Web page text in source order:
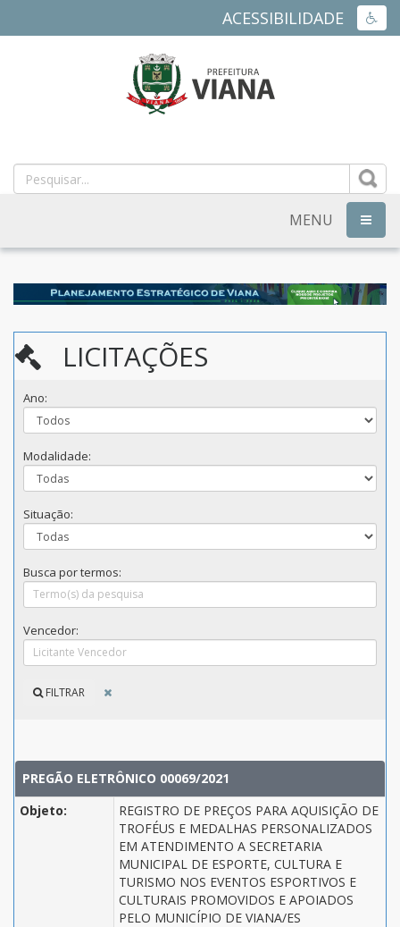
ACESSIBILIDADE
MUNICIPAL
DE
VIANA
ES
MENU
LICITAÇÕES
Ano:
Modalidade:
Situação:
Busca por termos:
Vencedor:
FILTRAR
PREGÃO ELETRÔNICO 00069/2021
Objeto:
REGISTRO DE PREÇOS PARA AQUISIÇÃO DE
TROFÉUS E MEDALHAS PERSONALIZADOS
EM ATENDIMENTO A SECRETARIA
MUNICIPAL DE ESPORTE, CULTURA E
TURISMO NOS EVENTOS ESPORTIVOS E
CULTURAIS PROMOVIDOS E APOIADOS
PELO MUNICÍPIO DE VIANA/ES